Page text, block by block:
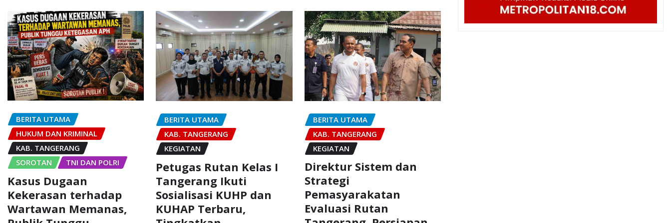
BERITA UTAMA
HUKUM DAN KRIMINAL
KAB. TANGERANG
SOROTAN
TNI DAN POLRI
Kasus Dugaan
Kekerasan terhadap
Wartawan Memanas,
BERITA UTAMA
KAB. TANGERANG
KEGIATAN
Petugas Rutan Kelas I
Tangerang Ikuti
Sosialisasi KUHP dan
KUHAP Terbaru,
BERITA UTAMA
KAB. TANGERANG
KEGIATAN
Direktur Sistem dan
Strategi
Pemasyarakatan
Evaluasi Rutan